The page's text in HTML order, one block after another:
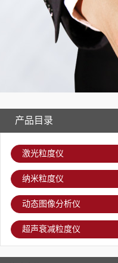
产品目录
激光粒度仪
纳米粒度仪
动态图像分析仪
超声衰减粒度仪